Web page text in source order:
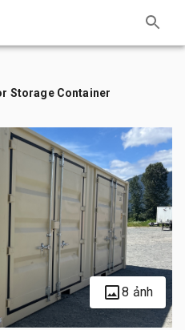
Storage Container
8 ảnh